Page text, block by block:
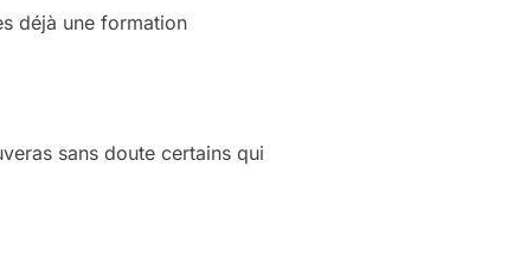
déjà une formation
sans doute certains qui